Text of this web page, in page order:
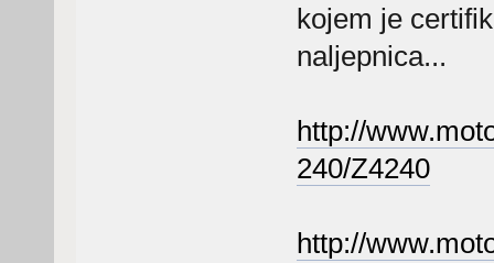
kojem je
naljepnica...
http://
240/Z4240
http://